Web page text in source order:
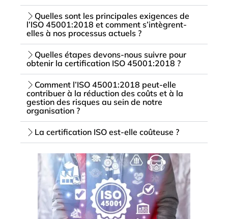
Quelles sont les principales exigences de
l’ISO 45001:2018 et comment s’intègrent-
elles à nos processus actuels ?
Quelles étapes devons-nous suivre pour
obtenir la certification ISO 45001:2018 ?
Comment l’ISO 45001:2018 peut-elle
contribuer à la réduction des coûts et à la
gestion des risques au sein de notre
organisation ?
La certification ISO est-elle coûteuse ?